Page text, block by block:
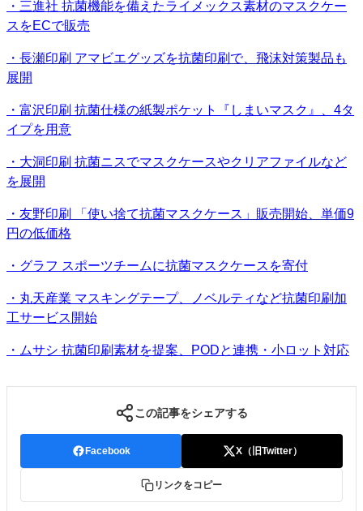
・三進社 抗菌機能を備えたライメックス素材のマスクケー
スをECで販売
・長瀬印刷 アマビエグッズを抗菌印刷で、飛沫対策製品も
展開
・富沢印刷 抗菌仕様の紙製ポケット『しまいマスク』、4タ
イプを用意
・大洞印刷 抗菌ニスでマスクケースやクリアファイルなど
を展開
・友野印刷 「使い捨て抗菌マスクケース」販売開始、単価9
円の低価格
・グラフ スポーツチームに抗菌マスクケースを寄付
・丸天産業 マスキングテープ、ノベルティなど抗菌印刷加
工サービス開始
・ムサシ 抗菌印刷素材を提案、PODと連携・小ロット対応
この記事をシェアする
Facebook X（旧Twitter）
リンクをコピー